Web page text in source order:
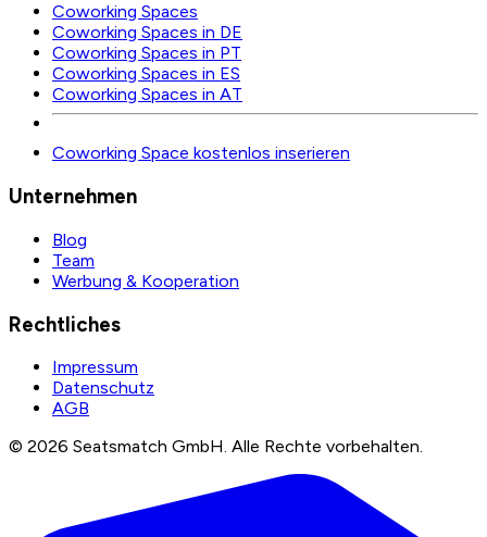
Coworking Spaces
Coworking Spaces in DE
Coworking Spaces in PT
Coworking Spaces in ES
Coworking Spaces in AT
Coworking Space kostenlos inserieren
Unternehmen
Blog
Team
Werbung & Kooperation
Rechtliches
Impressum
Datenschutz
AGB
© 2026 Seatsmatch GmbH. Alle Rechte vorbehalten.